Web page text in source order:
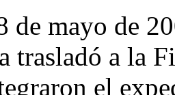
de mayo de
trasladó a la
el